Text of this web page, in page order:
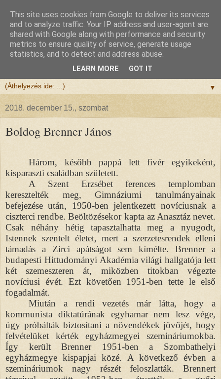
Félix atya
Szeretettel köszöntöm a honlapomra ellátogatót.
▼
2018. december 15., szombat
Boldog Brenner János
Három, később pappá lett fivér egyikeként,
kisparaszti családban született.
A Szent Erzsébet ferences templomban
keresztelték meg, Gimnáziumi tanulmányainak
befejezése után, 1950-ben jelentkezett novíciusnak a
ciszterci rendbe. Beöltözésekor kapta az Anasztáz nevet.
Csak néhány hétig tapasztalhatta meg a nyugodt,
Istennek szentelt életet, mert a szerzetesrendek elleni
támadás a Zirci apátságot sem kímélte. Brenner a
budapesti Hittudományi Akadémia világi hallgatója lett
két szemeszteren át, miközben titokban végezte
novíciusi évét. Ezt követően 1951-ben tette le első
fogadalmát.
Miután a rendi vezetés már látta, hogy a
kommunista diktatúrának egyhamar nem lesz vége,
úgy próbálták biztosítani a növendékek jövőjét, hogy
felvételüket kérték egyházmegyei szemináriumokba.
Így került Brenner 1951-ben a Szombathelyi
egyházmegye kispapjai közé. A következő évben a
szemináriumok nagy részét feloszlatták. Brennert
This site uses cookies from Google to deliver its services
and to analyze traffic. Your IP address and user-agent are
shared with Google along with performance and security
metrics to ensure quality of service, generate usage
statistics, and to detect and address abuse.
LEARN MORE GOT IT